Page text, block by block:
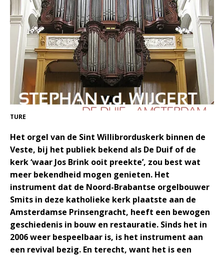
TURE
Het orgel van de Sint Willibrorduskerk binnen de
Veste, bij het publiek bekend als De Duif of de
kerk ‘waar Jos Brink ooit preekte’, zou best wat
meer bekendheid mogen genieten. Het
instrument dat de Noord-Brabantse orgelbouwer
Smits in deze katholieke kerk plaatste aan de
Amsterdamse Prinsengracht, heeft een bewogen
geschiedenis in bouw en restauratie. Sinds het in
2006 weer bespeelbaar is, is het instrument aan
een revival bezig. En terecht, want het is een